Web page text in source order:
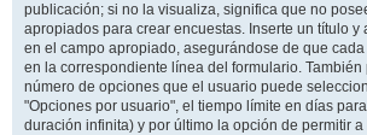
publicación; si no la visualiza, significa que no
apropiados para crear encuestas. Inserte un título y
en el campo apropiado, asegurándose de que
en la correspondiente línea del formulario. También
número de opciones que el usuario puede
"Opciones por usuario", el tiempo límite en días
duración infinita) y por último la opción de permitir